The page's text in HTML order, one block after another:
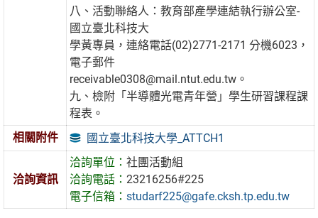
八、活動聯絡人：教育部產學連結執行辦公室-
國立臺北科技大
學黃專員，連絡電話(02)2771-2171 分機6023，
電子郵件
receivable0308@mail.ntut.edu.tw。
九、檢附「半導體光電青年營」學生研習課程課
程表。
相關附件
國立臺北科技大學_ATTCH1
洽詢資訊
洽詢單位：社團活動組
洽詢電話：23216256#225
電子信箱：studarf225@gafe.cksh.tp.edu.tw